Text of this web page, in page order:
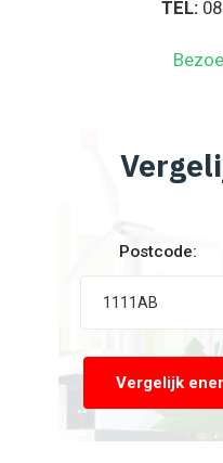
TEL:
Postcode:
Vergelijk